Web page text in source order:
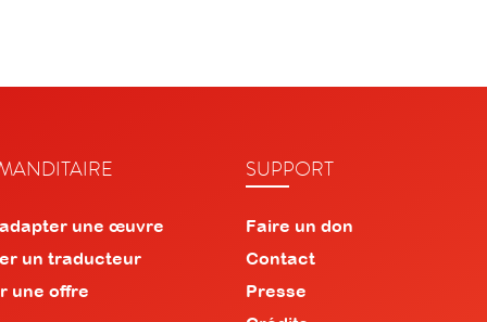
une œuvre
un traducteur
une offre
SUPPORT
Faire un don
Contact
Presse